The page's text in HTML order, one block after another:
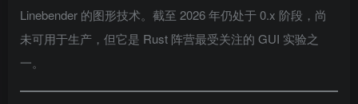
Linebender 的图形技术。截至 2026 年仍处于 0.x 阶段，尚
未可用于生产，但它是 Rust 阵营最受关注的 GUI 实验之
一。